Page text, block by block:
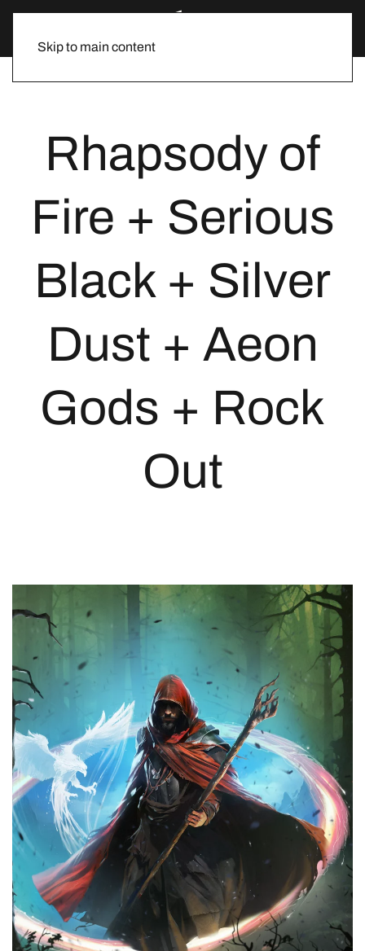
Skip to main content
Rhapsody of
Fire + Serious
Black + Silver
Dust + Aeon
Gods + Rock
Out